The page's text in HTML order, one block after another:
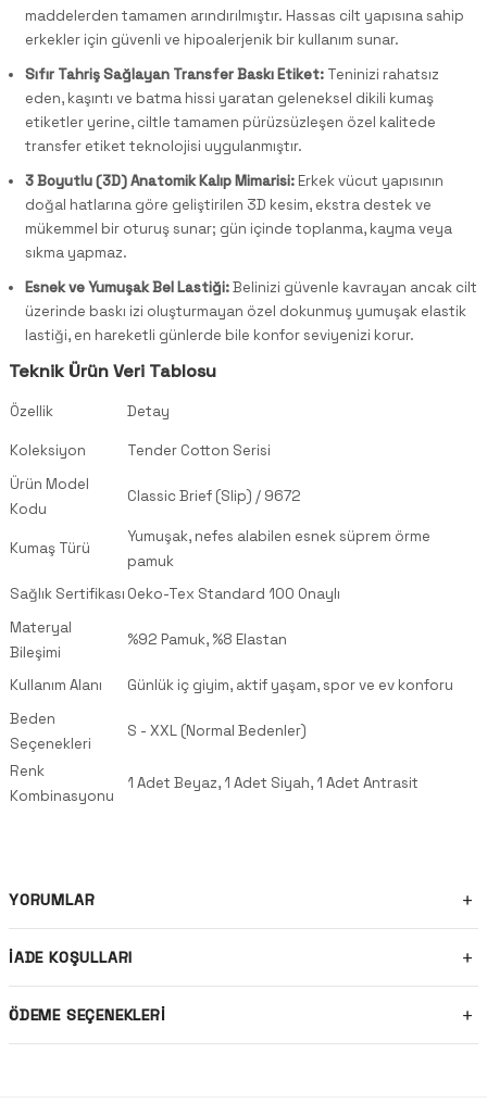
maddelerden tamamen arındırılmıştır. Hassas cilt yapısına sahip
erkekler için güvenli ve hipoalerjenik bir kullanım sunar.
Sıfır Tahriş Sağlayan Transfer Baskı Etiket: Teninizi rahatsız
eden, kaşıntı ve batma hissi yaratan geleneksel dikili kumaş
etiketler yerine, ciltle tamamen pürüzsüzleşen özel kalitede
transfer etiket teknolojisi uygulanmıştır.
3 Boyutlu (3D) Anatomik Kalıp Mimarisi: Erkek vücut yapısının
doğal hatlarına göre geliştirilen 3D kesim, ekstra destek ve
mükemmel bir oturuş sunar; gün içinde toplanma, kayma veya
sıkma yapmaz.
Esnek ve Yumuşak Bel Lastiği:Belinizi güvenle kavrayan ancak cilt
üzerinde baskı izi oluşturmayan özel dokunmuş yumuşak elastik
lastiği, en hareketli günlerde bile konfor seviyenizi korur.
Teknik Ürün Veri Tablosu
Özellik Detay
Koleksiyon
Tender Cotton Serisi
Ürün Model
Kodu
Classic Brief (Slip) / 9672
Kumaş Türü
Yumuşak, nefes alabilen esnek süprem örme
pamuk
Sağlık Sertifikası Oeko-Tex Standard 100 Onaylı
Materyal
Bileşimi
%92 Pamuk, %8 Elastan
Kullanım Alanı
Günlük iç giyim, aktif yaşam, spor ve ev konforu
Beden
Seçenekleri
S - XXL (Normal Bedenler)
Renk
Kombinasyonu
1 Adet Beyaz, 1 Adet Siyah, 1 Adet Antrasit
YORUMLAR
İADE KOŞULLARI
ÖDEME SEÇENEKLERI